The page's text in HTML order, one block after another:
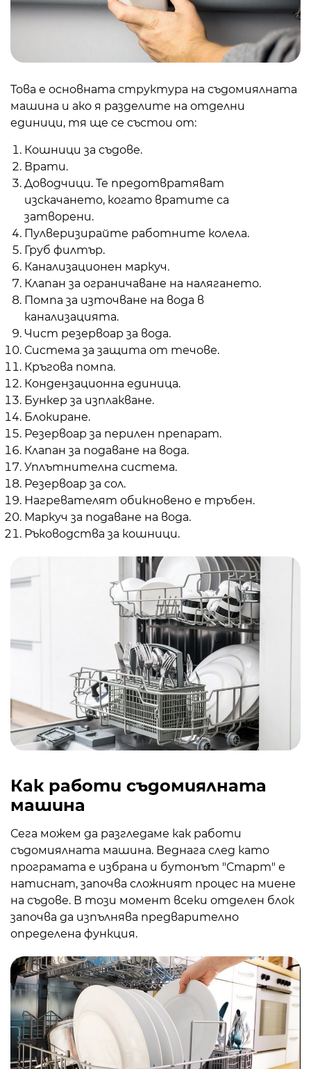
Това е основната структура на съдомиялната
машина и ако я разделите на отделни
единици, тя ще се състои от:
Кошници за съдове.
Врати.
Доводчици. Те предотвратяват
изскачането, когато вратите са
затворени.
Пулверизирайте работните колела.
Груб филтър.
Канализационен маркуч.
Клапан за ограничаване на налягането.
Помпа за източване на вода в
канализацията.
Чист резервоар за вода.
Система за защита от течове.
Кръгова помпа.
Кондензационна единица.
Бункер за изплакване.
Блокиране.
Резервоар за перилен препарат.
Клапан за подаване на вода.
Уплътнителна система.
Резервоар за сол.
Нагревателят обикновено е тръбен.
Маркуч за подаване на вода.
Ръководства за кошници.
Как работи съдомиялната
машина
Сега можем да разгледаме как работи
съдомиялната машина. Веднага след като
програмата е избрана и бутонът "Старт" е
натиснат, започва сложният процес на миене
на съдове. В този момент всеки отделен блок
започва да изпълнява предварително
определена функция.